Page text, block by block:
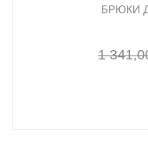
БРЮКИ
1